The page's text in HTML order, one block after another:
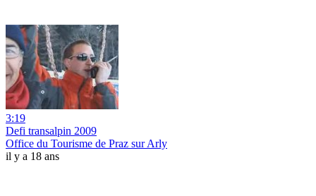
3:19
Defi transalpin 2009
Office du Tourisme de Praz sur Arly
il y a 18 ans